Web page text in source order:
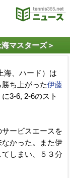
マスターズ＞
海、ハード）は
ち上がった伊藤
に3-6, 2-6のスト
ービスエースを
かった。また伊
しまい、５３分